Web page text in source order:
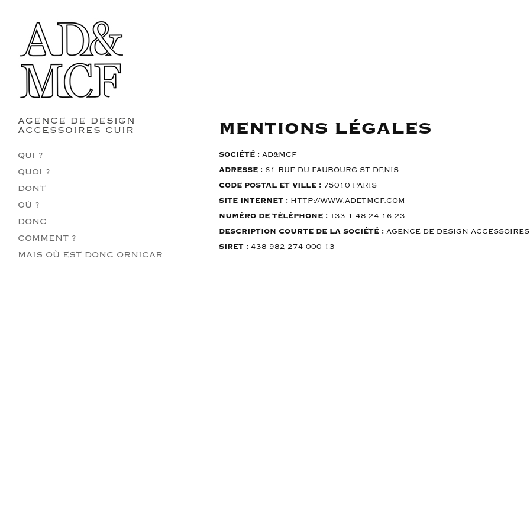
AGENCE DE DESIGN
ACCESSOIRES CUIR
QUI ?
QUOI ?
DONT
OÙ ?
DONC
COMMENT ?
MAIS OÙ EST DONC ORNICAR
MENTIONS LÉGALES
SOCIÉTÉ : AD&MCF
ADRESSE : 61 RUE DU FAUBOURG ST DENIS
CODE POSTAL ET VILLE : 75010 PARIS
SITE INTERNET : HTTP://WWW.ADETMCF.COM
NUMÉRO DE TÉLÉPHONE : +33 1 48 24 16 23
DESCRIPTION COURTE DE LA SOCIÉTÉ : AGENCE DE DESIGN
SIRET : 438 982 274 000 13